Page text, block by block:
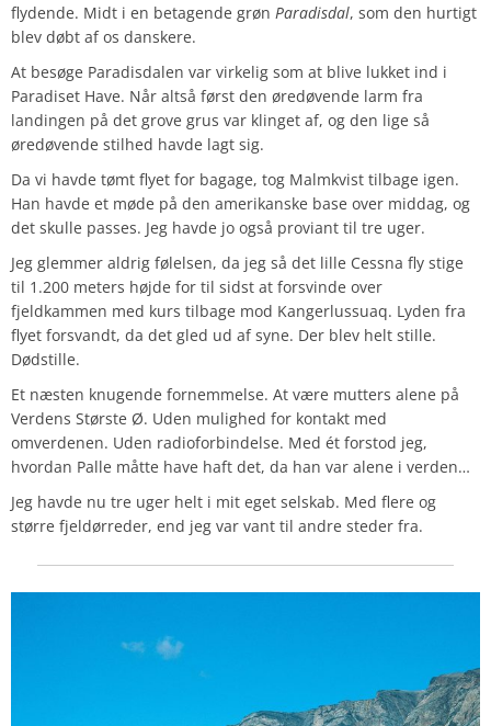
flydende. Midt i en betagende grøn Paradisdal, som den hurtigt
blev døbt af os danskere.
At besøge Paradisdalen var virkelig som at blive lukket ind i
Paradiset Have. Når altså først den øredøvende larm fra
landingen på det grove grus var klinget af, og den lige så
øredøvende stilhed havde lagt sig.
Da vi havde tømt flyet for bagage, tog Malmkvist tilbage igen.
Han havde et møde på den amerikanske base over middag, og
det skulle passes. Jeg havde jo også proviant til tre uger.
Jeg glemmer aldrig følelsen, da jeg så det lille Cessna fly stige
til 1.200 meters højde for til sidst at forsvinde over
fjeldkammen med kurs tilbage mod Kangerlussuaq. Lyden fra
flyet forsvandt, da det gled ud af syne. Der blev helt stille.
Dødstille.
Et næsten knugende fornemmelse. At være mutters alene på
Verdens Største Ø. Uden mulighed for kontakt med
omverdenen. Uden radioforbindelse. Med ét forstod jeg,
hvordan Palle måtte have haft det, da han var alene i verden…
Jeg havde nu tre uger helt i mit eget selskab. Med flere og
større fjeldørreder, end jeg var vant til andre steder fra.